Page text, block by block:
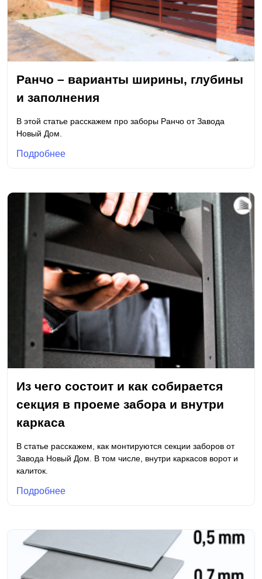
Ранчо – варианты ширины, глубины
и заполнения
В этой статье расскажем про заборы Ранчо от Завода
Новый Дом.
Подробнее
Из чего состоит и как собирается
секция в проеме забора и внутри
каркаса
В статье расскажем, как монтируются секции заборов от
Завода Новый Дом. В том числе, внутри каркасов ворот и
калиток.
Подробнее